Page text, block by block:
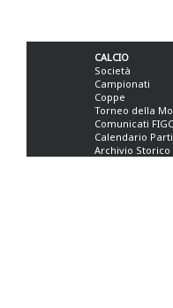
CALCIO
Società
Campionati
Coppe
Torneo della
Comunicati FIGC
Calendario
Archivio Storico